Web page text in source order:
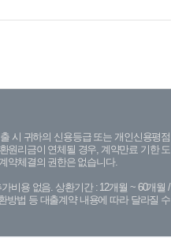
시 귀하의 신용등급 또는 개인신용평점
원리금이 연체될 경우, 계약만료 기한 도
약체결의 권한은 없습니다.
비용 없음. 상환기간 : 12개월 ~ 60개월 /
방법 등 대출계약 내용에 따라 달라질 수